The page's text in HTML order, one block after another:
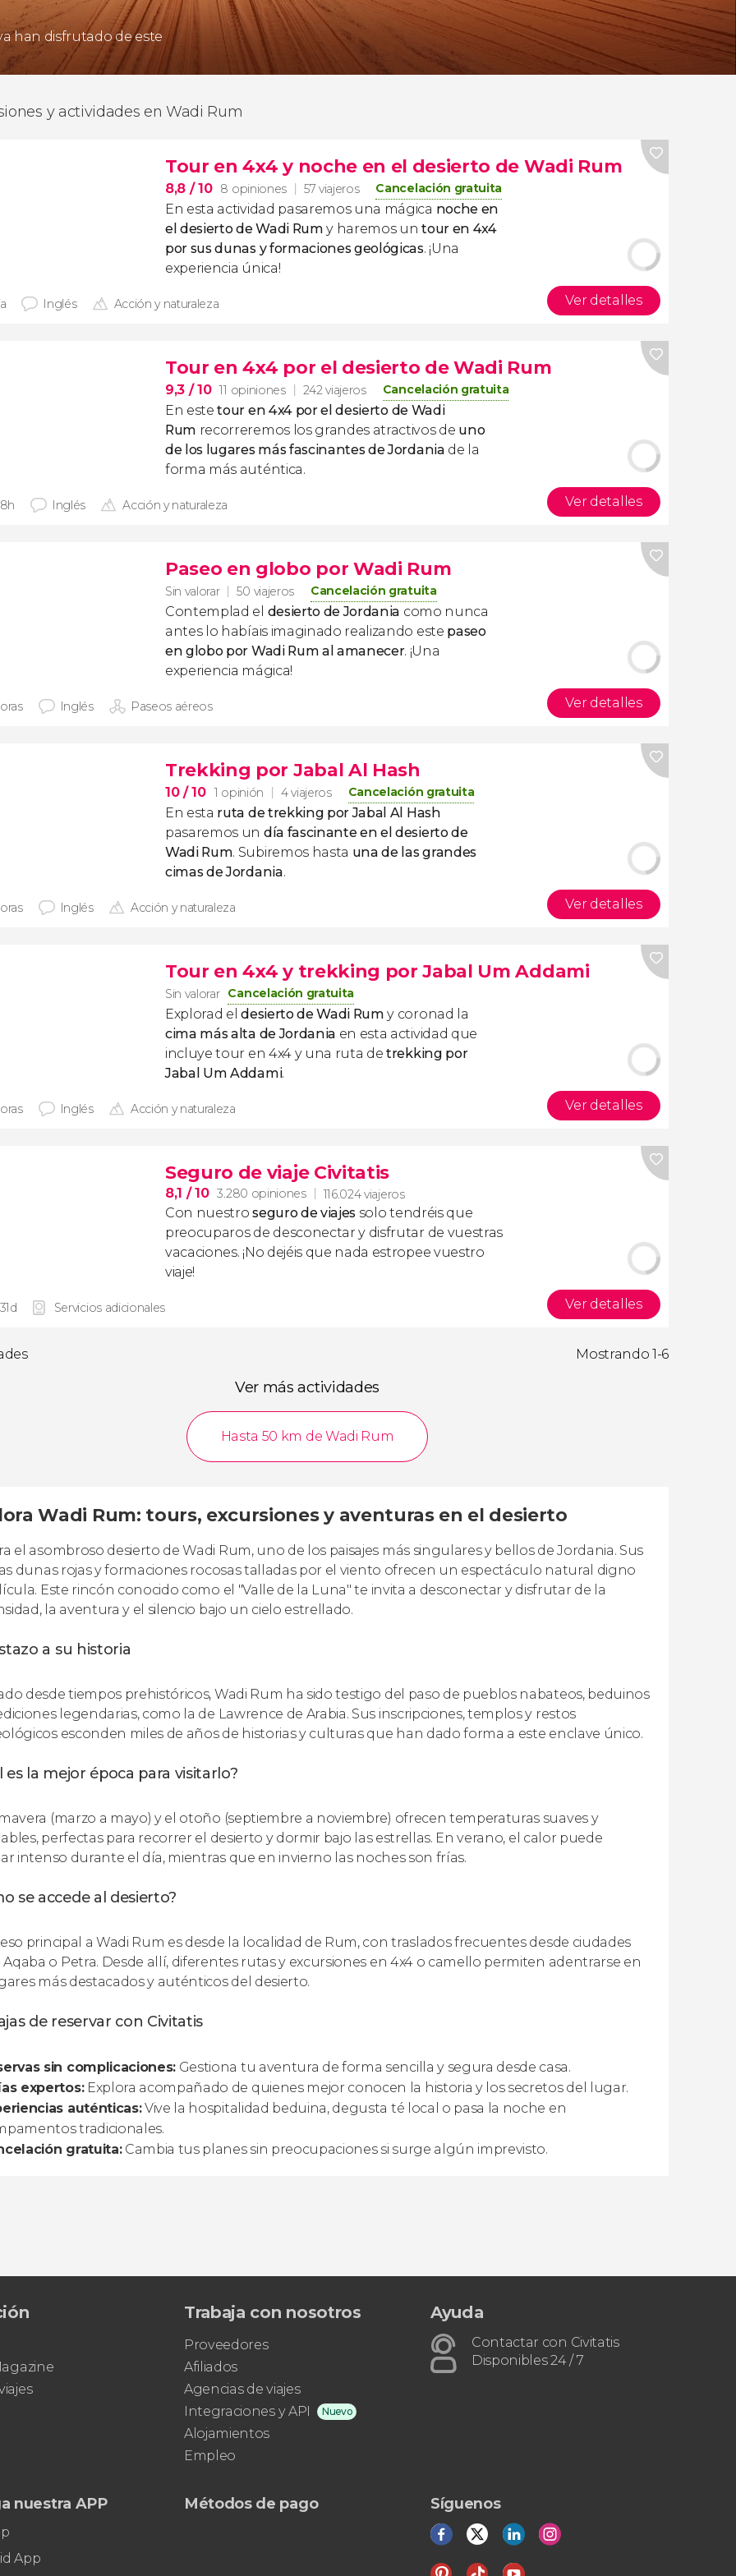
han disfrutado de este
y actividades en Wadi Rum
Tour en 4x4 y noche en el desierto de Wadi Rum
8,8 / 10 8 opiniones 57 viajeros Cancelación gratuita
En esta actividad pasaremos una mágica noche en
el desierto de Wadi Rumy haremos un tour en 4x4
por sus dunas y formaciones geológicas. ¡Una
experiencia única!
Inglés Acción y naturaleza Ver detalles
Tour en 4x4 por el desierto de Wadi Rum
9,3 / 10 11 opiniones 242 viajeros Cancelación gratuita
En estetour en 4x4 por el desierto de Wadi
Rum recorreremos los grandes atractivos de uno
de los lugares más fascinantes de Jordania de la
forma más auténtica.
Inglés Acción y naturaleza Ver detalles
Paseo en globo por Wadi Rum
Sin valorar 50 viajeros Cancelación gratuita
Contemplad el desierto de Jordania como nunca
antes lo habíais imaginado realizando este paseo
en globo por Wadi Rum al amanecer. ¡Una
experiencia mágica!
Inglés Paseos aéreos Ver detalles
Trekking por Jabal Al Hash
10/ 10 1 opinión 4 viajeros Cancelación gratuita
En esta ruta de trekking por Jabal Al Hash
pasaremos un día fascinante en el desierto de
Wadi Rum. Subiremos hasta una de las grandes
cimas de Jordania.
Inglés Acción y naturaleza Ver detalles
Tour en 4x4 y trekking por Jabal Um Addami
Sin valorar Cancelación gratuita
Explorad el desierto de Wadi Rum y coronad la
cima más alta de Jordania en esta actividad que
incluye tour en 4x4 y una ruta detrekking por
Jabal Um Addami.
Inglés Acción y naturaleza Ver detalles
Seguro de viaje Civitatis
8,1 / 10 3.280 opiniones 116.024 viajeros
Con nuestroseguro de viajes solo tendréis que
preocuparos de desconectar y disfrutar de vuestras
vacaciones. ¡No dejéis que nada estropee vuestro
viaje!
Servicios adicionales Ver detalles
Mostrando 1-6
Ver más actividades
Hasta 50 km de Wadi Rum
Wadi Rum: tours, excursiones y aventuras en el desierto
el asombroso desierto de Wadi Rum, uno de los paisajes más singulares y bellos de Jordania. Sus
dunas rojas y formaciones rocosas talladas por el viento ofrecen un espectáculo natural digno
Este rincón conocido como el "Valle de la Luna" te invita a desconectar y disfrutar de la
la aventura y el silencio bajo un cielo estrellado.
a su historia
desde tiempos prehistóricos, Wadi Rum ha sido testigo del paso de pueblos nabateos, beduinos
legendarias, como la de Lawrence de Arabia. Sus inscripciones, templos y restos
esconden miles de años de historias y culturas que han dado forma a este enclave único.
es la mejor época para visitarlo?
(marzo a mayo) y el otoño (septiembre a noviembre) ofrecen temperaturas suaves y
perfectas para recorrer el desierto y dormir bajo las estrellas. En verano, el calor puede
intenso durante el día, mientras que en invierno las noches son frías.
se accede al desierto?
principal a Wadi Rum es desde la localidad de Rum, con traslados frecuentes desde ciudades
o Petra. Desde allí, diferentes rutas y excursiones en 4x4 o camello permiten adentrarse en
más destacados y auténticos del desierto.
de reservar con Civitatis
sin complicaciones: Gestiona tu aventura de forma sencilla y segura desde casa.
expertos:Explora acompañado de quienes mejor conocen la historia y los secretos del lugar.
auténticas:Vive la hospitalidad beduina, degusta té local o pasa la noche en
tradicionales.
gratuita:Cambia tus planes sin preocupaciones si surge algún imprevisto.
Trabaja con nosotros
Proveedores
Afiliados
Agencias de viajes
Integraciones y API
Nuevo
Alojamientos
Empleo
Ayuda
Contactar con Civitatis
Disponibles 24 / 7
nuestra APP
App
Métodos de pago Síguenos